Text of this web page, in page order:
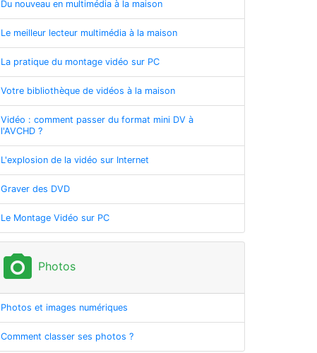
Du nouveau en multimédia à la maison
Le meilleur lecteur multimédia à la maison
La pratique du montage vidéo sur PC
Votre bibliothèque de vidéos à la maison
Vidéo : comment passer du format mini DV à
l'AVCHD ?
L'explosion de la vidéo sur Internet
Graver des DVD
Le Montage Vidéo sur PC
photo_camera Photos
Photos et images numériques
Comment classer ses photos ?